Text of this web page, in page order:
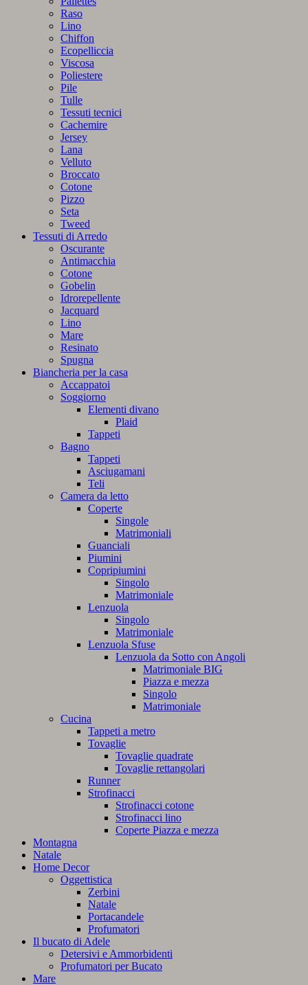
Raso
Lino
Chiffon
Ecopelliccia
Viscosa
Poliestere
Pile
Tulle
Tessuti tecnici
Cachemire
Jersey
Lana
Velluto
Broccato
Cotone
Pizzo
Seta
Tweed
Tessuti di Arredo
Oscurante
Antimacchia
Cotone
Gobelin
Idrorepellente
Jacquard
Lino
Mare
Resinato
Spugna
Biancheria per la casa
Accappatoi
Soggiorno
Elementi divano
Plaid
Tappeti
Bagno
Tappeti
Asciugamani
Teli
Camera da letto
Coperte
Singole
Matrimoniali
Guanciali
Piumini
Copripiumini
Singolo
Matrimoniale
Lenzuola
Singolo
Matrimoniale
Lenzuola Sfuse
Lenzuola da Sotto con Angoli
Matrimoniale BIG
Piazza e mezza
Singolo
Matrimoniale
Cucina
Tappeti a metro
Tovaglie
Tovaglie quadrate
Tovaglie rettangolari
Runner
Strofinacci
Strofinacci cotone
Strofinacci lino
Coperte Piazza e mezza
Montagna
Natale
Home Decor
Oggettistica
Zerbini
Natale
Portacandele
Profumatori
Il bucato di Adele
Detersivi e Ammorbidenti
Profumatori per Bucato
Mare